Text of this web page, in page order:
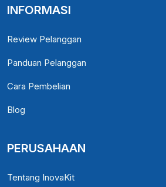
INFORMASI
Review Pelanggan
Panduan Pelanggan
Cara Pembelian
Blog
PERUSAHAAN
Tentang InovaKit